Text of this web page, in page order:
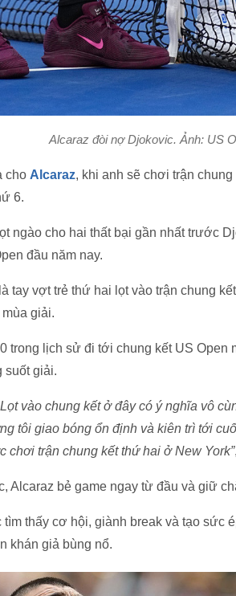
Alcaraz đòi nợ Djokovic. Ảnh: US
cho Alcaraz, khi anh sẽ chơi trận
6.
ngào cho hai thất bại gần nhất trước
đầu năm nay.
tay vợt trẻ thứ hai lọt vào trận chung
giải.
trong lịch sử đi tới chung kết US Open
suốt giải.
vào chung kết ở đây có ý nghĩa vô
tôi giao bóng ổn định và kiên trì tới
chơi trận chung kết thứ hai ở New York”
Alcaraz bẻ game ngay từ đầu và giữ
tìm thấy cơ hội, giành break và tạo sức
khán giả bùng nổ.